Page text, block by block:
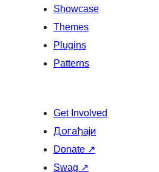
Showcase
Themes
Plugins
Patterns
Get Involved
Догађаји
Donate ↗
Swag ↗